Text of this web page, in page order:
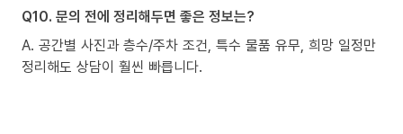
Q10. 문의 전에 정리해두면 좋은 정보는?
A. 공간별 사진과 층수/주차 조건, 특수 물품 유무, 희망 일정만
정리해도 상담이 훨씬 빠릅니다.